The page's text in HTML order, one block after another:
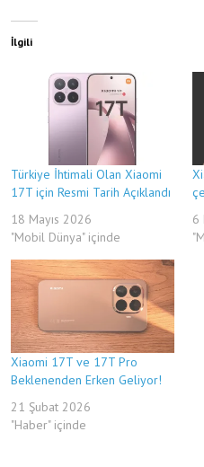
İlgili
Türkiye İhtimali Olan Xiaomi
17T için Resmi Tarih Açıklandı
18 Mayıs 2026
"Mobil Dünya" içinde
6
Xiaomi 17T ve 17T Pro
Beklenenden Erken Geliyor!
21 Şubat 2026
"Haber" içinde